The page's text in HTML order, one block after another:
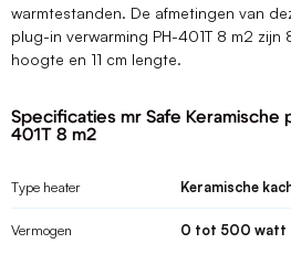
warmtestanden. De afmetingen van
plug-in verwarming PH-401T 8 m2
hoogte en 11 cm lengte.
Specificaties mr Safe Keramische
401T 8 m2
Type heater Keramische
Vermogen 0 tot 500 watt